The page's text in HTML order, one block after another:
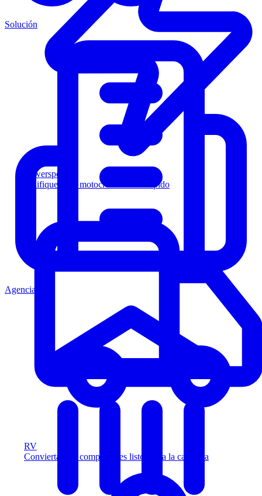
Powersports
Califique a los motociclistas más rápido
RV
Convierta más compradores listos para la carretera
Solución
Agencia